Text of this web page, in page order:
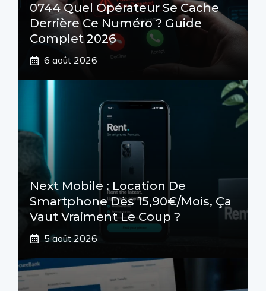
0744 Quel Opérateur Se Cache
Derrière Ce Numéro ? Guide
Complet 2026
6 août 2026
Next Mobile : Location De
Smartphone Dès 15,90€/mois, Ça
Vaut Vraiment Le Coup ?
5 août 2026